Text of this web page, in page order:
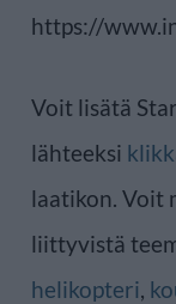
https://
Voit lisätä
lähteeksi
laatikon. Voit
liittyvistä
helikopteri,